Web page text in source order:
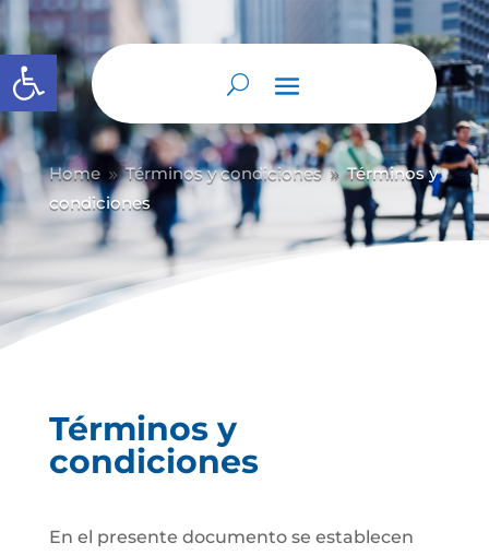
Abrir barra de herramientas
Home 9 Términos y condiciones 9 Términos y
condiciones
Términos y
condiciones
En el presente documento se establecen